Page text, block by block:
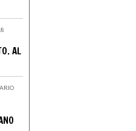
AL